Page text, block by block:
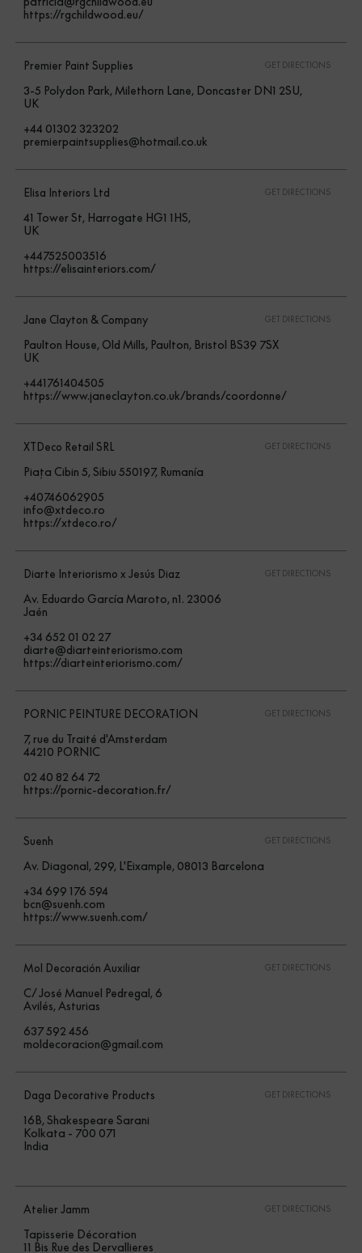
https://rgchildwood.eu/
Premier Paint Supplies GET DIRECTIONS
3-5 Polydon Park, Milethorn Lane, Doncaster DN1 2SU,
UK
+44 01302 323202
premierpaintsupplies@hotmail.co.uk
Elisa Interiors Ltd GET DIRECTIONS
41 Tower St, Harrogate HG1 1HS,
UK
+447525003516
https://elisainteriors.com/
Jane Clayton & Company GET DIRECTIONS
Paulton House, Old Mills, Paulton, Bristol BS39 7SX
UK
+441761404505
https://www.janeclayton.co.uk/brands/coordonne/
XTDeco Retail SRL GET DIRECTIONS
Piața Cibin 5, Sibiu 550197, Rumanía
+40746062905
info@xtdeco.ro
https://xtdeco.ro/
Diarte Interiorismo x Jesús Diaz GET DIRECTIONS
Av. Eduardo García Maroto, n1. 23006
Jaén
+34 652 01 02 27
diarte@diarteinteriorismo.com
https://diarteinteriorismo.com/
PORNIC PEINTURE DECORATION GET DIRECTIONS
7, rue du Traité d'Amsterdam
44210 PORNIC
02 40 82 64 72
https://pornic-decoration.fr/
Suenh GET DIRECTIONS
Av. Diagonal, 299, L'Eixample, 08013 Barcelona
+34 699 176 594
bcn@suenh.com
https://www.suenh.com/
Mol Decoración Auxiliar GET DIRECTIONS
C/ José Manuel Pedregal, 6
Avilés, Asturias
637 592 456
moldecoracion@gmail.com
Daga Decorative Products GET DIRECTIONS
16B, Shakespeare Sarani
Kolkata - 700 071
India
Atelier Jamm GET DIRECTIONS
Tapisserie Décoration
11 Bis Rue des Dervallieres